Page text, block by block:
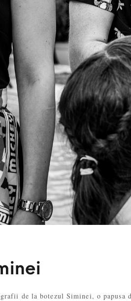
de la botezul Siminei, o